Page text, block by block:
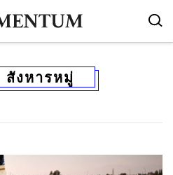
สังหารหมู่